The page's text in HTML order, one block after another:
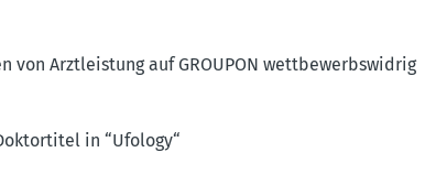
von Arztleistung auf GROUPON wettbe­werbs­widrig
in “Ufology“